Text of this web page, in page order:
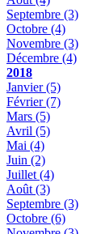
Septembre (3)
Octobre (4)
Novembre (3)
Décembre (4)
2018
Janvier(5)
Février(7)
Mars (5)
Avril (5)
Mai (4)
Juin (2)
Juillet (4)
Août (3)
Septembre (3)
Octobre (6)